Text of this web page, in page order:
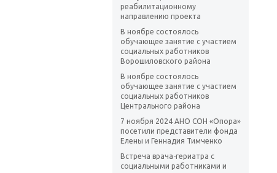
реабилитационному
направлению проекта
В ноябре состоялось
обучающее занятие с участием
социальных работников
Ворошиловского района
В ноябре состоялось
обучающее занятие с участием
социальных работников
Центрального района
7 ноября 2024 АНО СОН «Опора»
посетили представители фонда
Елены и Геннадия Тимченко
Встреча врача-гериатра с
социальными работниками и